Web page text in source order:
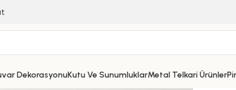
DekorasyonuKutu Ve SunumluklarMetal Telkari Ürünler